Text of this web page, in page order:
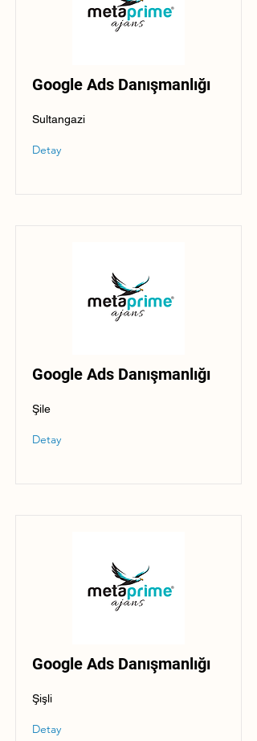
Google Ads Danışmanlığı
Sultangazi
Detay
Google Ads Danışmanlığı
Şile
Detay
Google Ads Danışmanlığı
Şişli
Detay